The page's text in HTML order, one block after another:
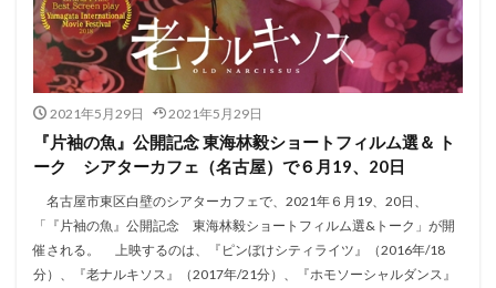
2021年5月29日 2021年5月29日
『片袖の魚』公開記念 東海林毅ショートフィルム選＆ ト
ーク シアターカフェ（名古屋）で６月19、20日
名古屋市東区白壁のシアターカフェで、2021年６月19、20日、
「『片袖の魚』公開記念 東海林毅ショートフィルム選&トーク」が開
催される。 上映するのは、『ピンぼけシティライツ』（2016年/18
分）、『老ナルキソス』（2017年/21分）、『ホモソーシャルダンス』